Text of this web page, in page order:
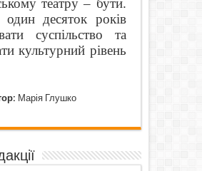
десяток років
суспільство та
культурний рівень
Марія Глушко